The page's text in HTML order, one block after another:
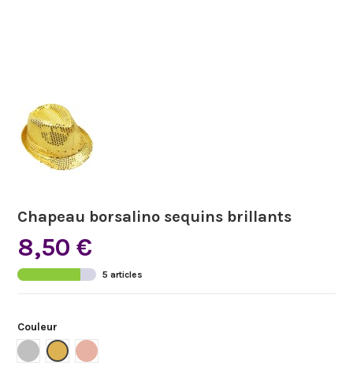
Chapeau borsalino sequins brillants
8,50 €
5 articles
Couleur
Argent Or Rose gold